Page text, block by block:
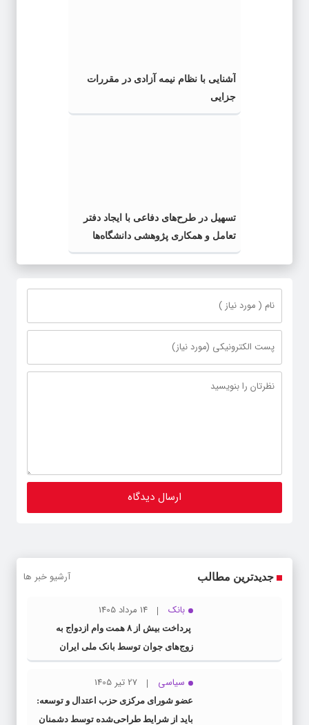
آشنایی با نظام نیمه آزادی در مقررات
جزایی
تسهیل در طرح‌های دفاعی با ایجاد دفتر
تعامل و همکاری پژوهشی دانشگاه‌ها
جدیدترین مطالب آرشیو خبر ها
بانک 14 مرداد 1405
پرداخت بیش از ۸ همت وام ازدواج به
زوج‌های جوان توسط بانک ملی ایران
سیاسی 27 تیر 1405
عضو شورای مرکزی حزب اعتدال و توسعه:
باید از شرایط طراحی‌شده توسط دشمنان